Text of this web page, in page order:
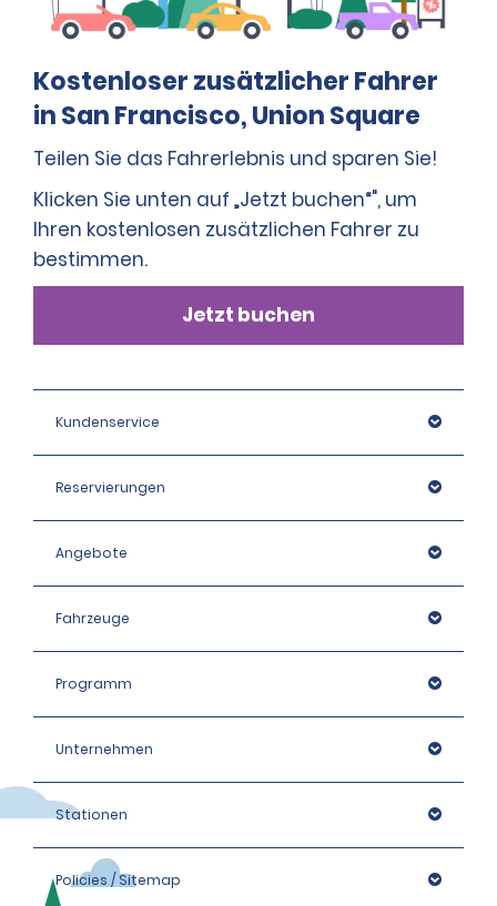
Alle Beträge, die der Mieter gemäß dem Vertrag
schuldet, werden (a) als Autorisierungsbetrag zur
Mieters hinterlegt und letztlich über die Kredit- oder
Debitkarte des Mieters in Rechnung gestellt oder (b)
über die Debitkarte des Mieters in Rechnung gestellt.
Weitere Informationen zur Verwendung von
Debitkarten und zu den allgemeinen Mietbedingungen
Mietvoraussetzungen (siehe oben).
Kostenloser zusätzlicher Fahrer
in San Francisco, Union Square
Teilen Sie das Fahrerlebnis und sparen Sie!
Klicken Sie unten auf „Jetzt buchen“", um
Ihren kostenlosen zusätzlichen Fahrer zu
bestimmen.
Jetzt buchen
Kundenservice
Reservierungen
Angebote
Fahrzeuge
Programm
Unternehmen
Stationen
Policies / Sitemap